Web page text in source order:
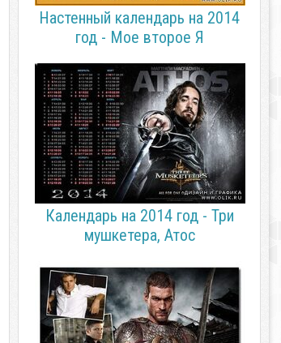
Настенный календарь на 2014
год - Мое второе Я
Календарь на 2014 год - Три
мушкетера, Атос